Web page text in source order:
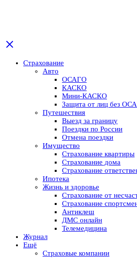
Страхование
Авто
ОСАГО
КАСКО
Мини-КАСКО
Защита от лиц без
Путешествия
Выезд за границу
Поездки по России
Отмена поездки
Имущество
Страхование квартиры
Страхование дома
Страхование
Ипотека
Жизнь и здоровье
Страхование от
Страхование
Антиклещ
ДМС онлайн
Телемедицина
Журнал
Ещё
Страховые компании